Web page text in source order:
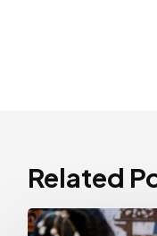
Related
Pesan